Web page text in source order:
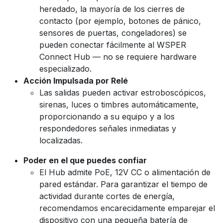
heredado, la mayoría de los cierres de
contacto (por ejemplo, botones de pánico,
sensores de puertas, congeladores) se
pueden conectar fácilmente al WSPER
Connect Hub — no se requiere hardware
especializado.
Acción Impulsada por Relé
Las salidas pueden activar estroboscópicos,
sirenas, luces o timbres automáticamente,
proporcionando a su equipo y a los
respondedores señales inmediatas y
localizadas.
Poder en el que puedes confiar
El Hub admite PoE, 12V CC o alimentación de
pared estándar. Para garantizar el tiempo de
actividad durante cortes de energía,
recomendamos encarecidamente emparejar el
dispositivo con una pequeña batería de